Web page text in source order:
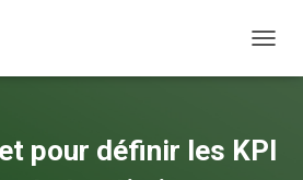
pour définir les KPI